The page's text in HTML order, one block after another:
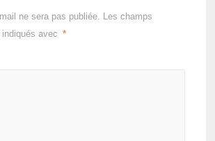
ne sera pas publiée.
Les champs
avec
*